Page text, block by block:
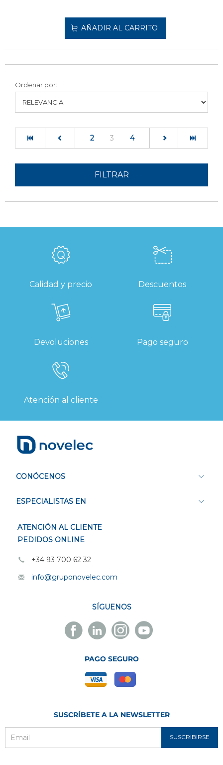
AÑADIR AL CARRITO
Ordenar por:
2 3 (current)
4
FILTRAR
Calidad y precio Descuentos
Devoluciones Pago seguro
Atención al cliente
CONÓCENOS
ESPECIALISTAS EN
ATENCIÓN AL CLIENTE
PEDIDOS ONLINE
+34 93 700 62 32
info@gruponovelec.com
SÍGUENOS
Facebook
Novelec
Linkedin
Novelec
Instagram
Novelec
Youtube
Novelec
PAGO SEGURO
SUSCRÍBETE A LA NEWSLETTER
SUSCRIBIRSE